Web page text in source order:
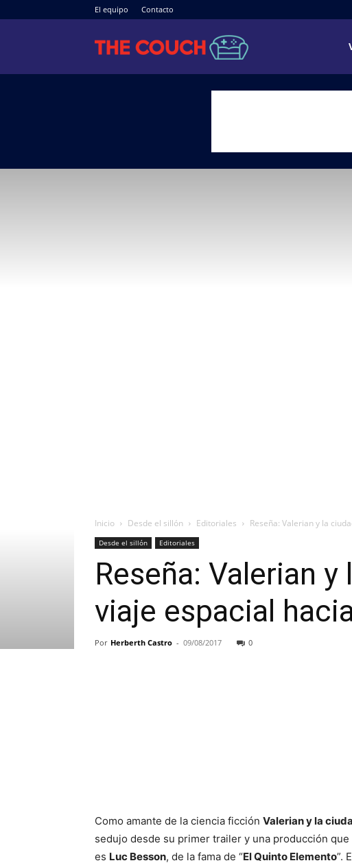
El equipo Contacto
The
Inicio Desde el sillón Editoriales Reseña: Valerian y la
Desde el sillón Editoriales
Reseña: Valerian
viaje espacial
Por Herberth Castro - 09/08/2017 0
Como amante de la ciencia ficción Valerian y la
sedujo desde su primer trailer y una producción
es Luc Besson, de la fama de “El Quinto Elemento”.